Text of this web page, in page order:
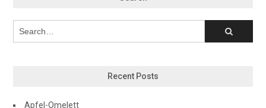
Recent Posts
Apfel-Omelett